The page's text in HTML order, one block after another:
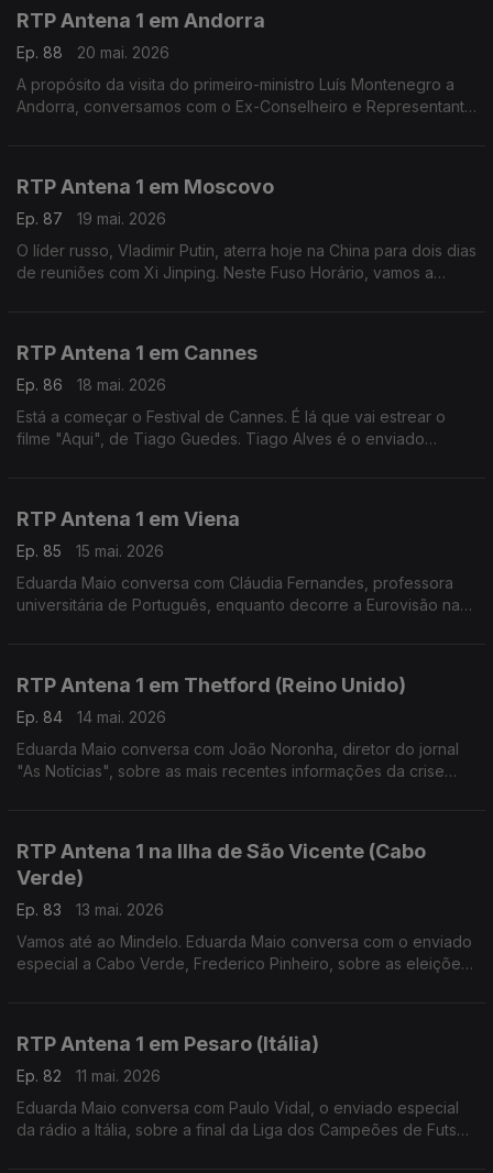
RTP Antena 1 em Andorra
Ep. 88
20 mai. 2026
A propósito da visita do primeiro-ministro Luís Montenegro a
Andorra, conversamos com o Ex-Conselheiro e Representante
RTP Antena 1 em Moscovo
Ep. 87
19 mai. 2026
O líder russo, Vladimir Putin, aterra hoje na China para dois dias
de reuniões com Xi Jinping. Neste Fuso Horário, vamos a
RTP Antena 1 em Cannes
Ep. 86
18 mai. 2026
Está a começar o Festival de Cannes. É lá que vai estrear o
filme "Aqui", de Tiago Guedes. Tiago Alves é o enviado
RTP Antena 1 em Viena
Ep. 85
15 mai. 2026
Eduarda Maio conversa com Cláudia Fernandes, professora
universitária de Português, enquanto decorre a Eurovisão na
RTP Antena 1 em Thetford (Reino Unido)
Ep. 84
14 mai. 2026
Eduarda Maio conversa com João Noronha, diretor do jornal
"As Notícias", sobre as mais recentes informações da crise
RTP Antena 1 na Ilha de São Vicente (Cabo
Verde)
Ep. 83
13 mai. 2026
Vamos até ao Mindelo. Eduarda Maio conversa com o enviado
especial a Cabo Verde, Frederico Pinheiro, sobre as eleições
RTP Antena 1 em Pesaro (Itália)
Ep. 82
11 mai. 2026
Eduarda Maio conversa com Paulo Vidal, o enviado especial
da rádio a Itália, sobre a final da Liga dos Campeões de Futsal,